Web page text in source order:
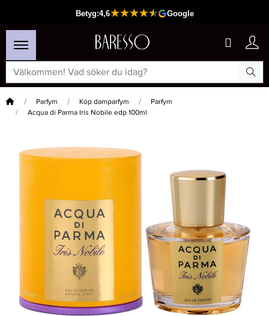
Hem Parfym Köp damparfym
Parfym
Acqua di Parma Iris Nobile edp 100ml
-50%
Milani Conceal + Perfect 2-In-1 Foundation + Concealer
159 kr 79,50 kr